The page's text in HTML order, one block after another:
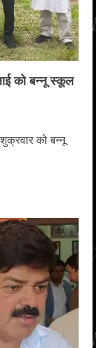
को बन्नू स्कूल
को बन्नू